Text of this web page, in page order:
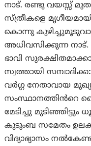
നാട്. രണ്ടു വയസ്സ്
സ്ത്രീകളെ
കൊന്നു
അധിവസിക്കുന്ന
ഭാവി
സ്വത്തായി
വർഗ്ഗ നേതാവായ
സംസ്ഥാനത്തിൻറെ
മേടിച്ചു
കുടുംബ സമേതം
വിദ്യാഭ്യാസം